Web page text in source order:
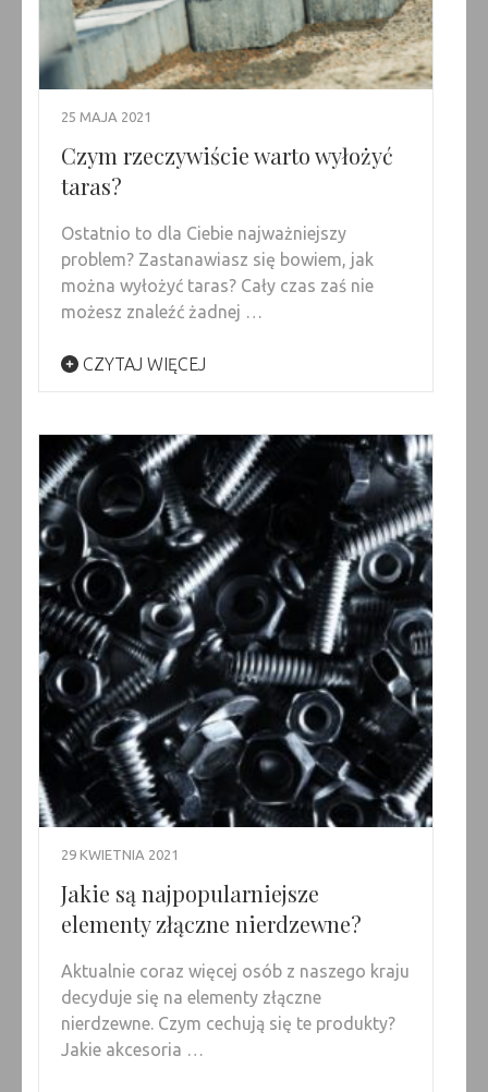
25 MAJA 2021
Czym rzeczywiście warto wyłożyć
taras?
Ostatnio to dla Ciebie najważniejszy
problem? Zastanawiasz się bowiem, jak
można wyłożyć taras? Cały czas zaś nie
możesz znaleźć żadnej …
CZYTAJ WIĘCEJ
29 KWIETNIA 2021
Jakie są najpopularniejsze
elementy złączne nierdzewne?
Aktualnie coraz więcej osób z naszego kraju
decyduje się na elementy złączne
nierdzewne. Czym cechują się te produkty?
Jakie akcesoria …